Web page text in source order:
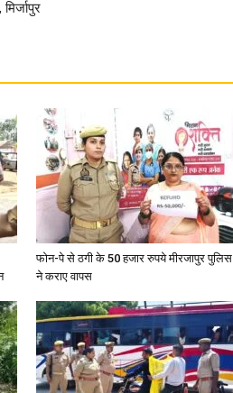
फोन-पे से ठगी के 50 हजार रुपये मीरजापुर पुलिस
ने कराए वापस